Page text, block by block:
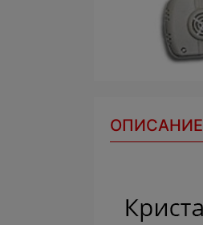
ОПИСАНИЕ